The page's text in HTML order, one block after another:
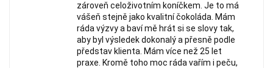
zároveň celoživotním koníčkem. Je to má
vášeň stejně jako kvalitní čokoláda. Mám
ráda výzvy a baví mě hrát si se slovy tak,
aby byl výsledek dokonalý a přesně podle
představ klienta. Mám více než 25 let
praxe. Kromě toho moc ráda vařím i peču,